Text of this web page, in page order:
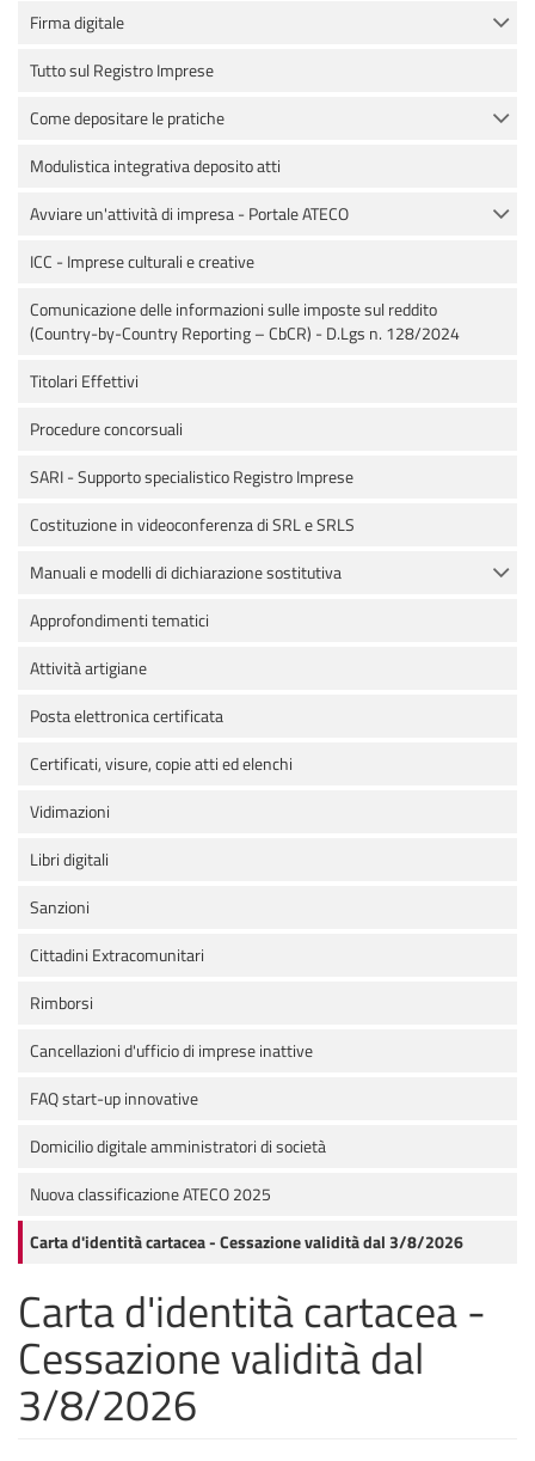
Firma digitale
Tutto sul Registro Imprese
Come depositare le pratiche
Modulistica integrativa deposito atti
Avviare un'attività di impresa - Portale ATECO
ICC - Imprese culturali e creative
Comunicazione delle informazioni sulle imposte sul reddito
(Country-by-Country Reporting – CbCR) - D.Lgs n. 128/2024
Titolari Effettivi
Procedure concorsuali
SARI - Supporto specialistico Registro Imprese
Costituzione in videoconferenza di SRL e SRLS
Manuali e modelli di dichiarazione sostitutiva
Approfondimenti tematici
Attività artigiane
Posta elettronica certificata
Certificati, visure, copie atti ed elenchi
Vidimazioni
Libri digitali
Sanzioni
Cittadini Extracomunitari
Rimborsi
Cancellazioni d'ufficio di imprese inattive
FAQ start-up innovative
Domicilio digitale amministratori di società
Nuova classificazione ATECO 2025
Carta d'identità cartacea - Cessazione validità dal 3/8/2026
Carta d'identità cartacea -
Cessazione validità dal
3/8/2026